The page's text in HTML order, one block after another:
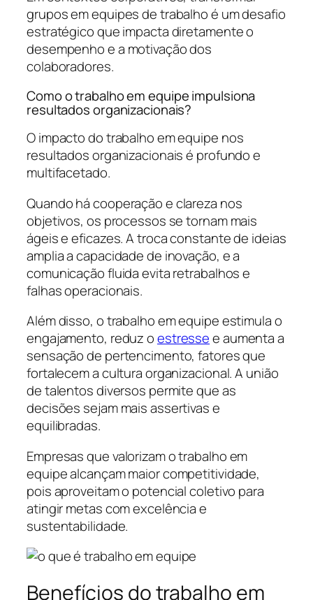
grupos em equipes de trabalho é um desafio
estratégico que impacta diretamente o
desempenho e a motivação dos
colaboradores.
Como o trabalho em equipe impulsiona
resultados organizacionais?
O impacto do trabalho em equipe nos
resultados organizacionais é profundo e
multifacetado.
Quando há cooperação e clareza nos
objetivos, os processos se tornam mais
ágeis e eficazes. A troca constante de ideias
amplia a capacidade de inovação, e a
comunicação fluida evita retrabalhos e
falhas operacionais.
Além disso, o trabalho em equipe estimula o
engajamento, reduz oestressee aumenta a
sensação de pertencimento, fatores que
fortalecem a cultura organizacional. A união
de talentos diversos permite que as
decisões sejam mais assertivas e
equilibradas.
Empresas que valorizam o trabalho em
equipe alcançam maior competitividade,
pois aproveitam o potencial coletivo para
atingir metas com excelência e
sustentabilidade.
Benefícios do trabalho em